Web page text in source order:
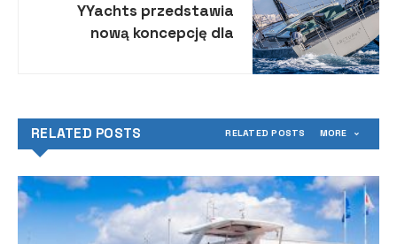
YYachts przedstawia
nową koncepcję dla
RELATED POSTS RELATED POSTS MORE